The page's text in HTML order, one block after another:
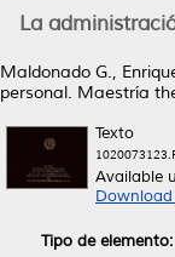
La
Maldonado G.,
personal. Maestría
Texto
Available
Tipo de elemento: